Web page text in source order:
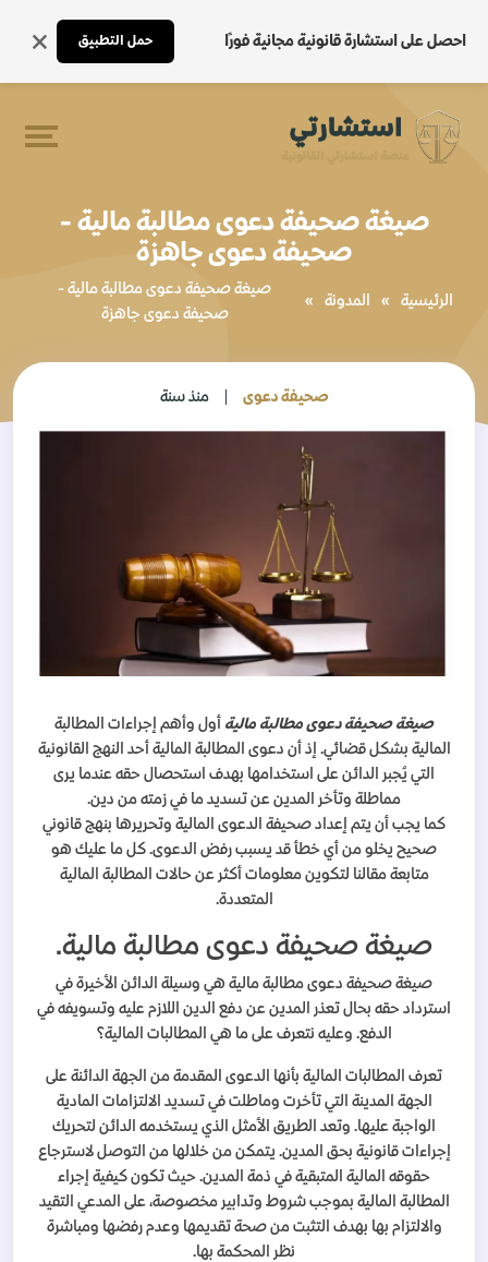
احصل على استشارة قانونية مجانية فورًا حمل التطبيق
صيغة صحيفة دعوى مطالبة مالية -
صحيفة دعوى جاهزة
الرئيسية » المدونة »
صيغة صحيفة دعوى مطالبة مالية -
صحيفة دعوى جاهزة
صحيفة دعوى منذ سنة
صيغة صحيفة دعوى مطالبة مالية أول وأهم إجراءات المطالبة
المالية بشكل قضائي. إذ أن دعوى المطالبة المالية أحد النهج القانونية
التي يُجبر الدائن على استخدامها بهدف استحصال حقه عندما يرى
مماطلة وتأخر المدين عن تسديد ما في زمته من دين.
كما يجب أن يتم إعداد صحيفة الدعوى المالية وتحريرها بنهج قانوني
صحيح يخلو من أي خطأ قد يسبب رفض الدعوى. كل ما عليك هو
متابعة مقالنا لتكوين معلومات أكثر عن حالات المطالبة المالية
المتعددة.
صيغة صحيفة دعوى مطالبة مالية.
صيغة صحيفة دعوى مطالبة مالية هي وسيلة الدائن الأخيرة في
استرداد حقه بحال تعذر المدين عن دفع الدين اللازم عليه وتسويفه في
الدفع. وعليه نتعرف على ما هي المطالبات المالية؟
تعرف المطالبات المالية بأنها الدعوى المقدمة من الجهة الدائنة على
الجهة المدينة التي تأخرت وماطلت في تسديد الالتزامات المادية
الواجبة عليها. وتعد الطريق الأمثل الذي يستخدمه الدائن لتحريك
إجراءات قانونية بحق المدين. يتمكن من خلالها من التوصل لاسترجاع
حقوقه المالية المتبقية في ذمة المدين. حيث تكون كيفية إجراء
المطالبة المالية بموجب شروط وتدابير مخصوصة، على المدعي التقيد
والالتزام بها بهدف التثبت من صحة تقديمها وعدم رفضها ومباشرة
نظر المحكمة بها.